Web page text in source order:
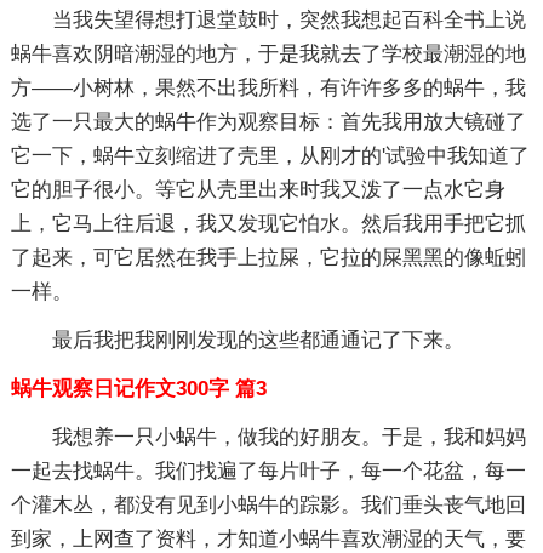
当我失望得想打退堂鼓时，突然我想起百科全书上说
蜗牛喜欢阴暗潮湿的地方，于是我就去了学校最潮湿的地
方——小树林，果然不出我所料，有许许多多的蜗牛，我
选了一只最大的蜗牛作为观察目标：首先我用放大镜碰了
它一下，蜗牛立刻缩进了壳里，从刚才的'试验中我知道了
它的胆子很小。等它从壳里出来时我又泼了一点水它身
上，它马上往后退，我又发现它怕水。然后我用手把它抓
了起来，可它居然在我手上拉屎，它拉的屎黑黑的像蚯蚓
一样。
最后我把我刚刚发现的这些都通通记了下来。
蜗牛观察日记作文300字 篇3
我想养一只小蜗牛，做我的好朋友。于是，我和妈妈
一起去找蜗牛。我们找遍了每片叶子，每一个花盆，每一
个灌木丛，都没有见到小蜗牛的踪影。我们垂头丧气地回
到家，上网查了资料，才知道小蜗牛喜欢潮湿的天气，要